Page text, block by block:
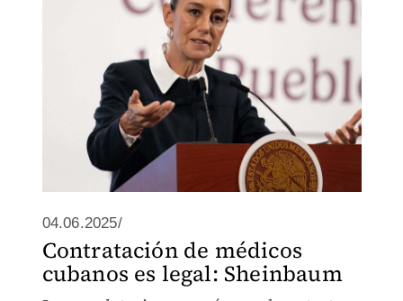
04.06.2025/
Contratación de médicos
cubanos es legal: Sheinbaum